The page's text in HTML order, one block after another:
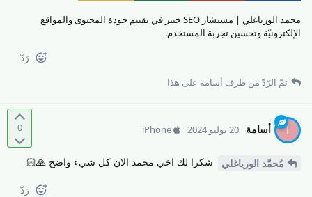
محمد الورياغلي | مستشار SEO خبير في تقييم جودة المحتوى والمواقع
الإلكترونيّة وتحسين تجربة المستخدم.
رَدّ
تمّ الرّدّ من طرف أسامة على هذا
0 أ أسامة 20 يوليو 2024 iPhone
مُحمَّد الورياغلي شكرا لك اخي محمد الان كل شيء واضح 🙏🏻
رَدّ